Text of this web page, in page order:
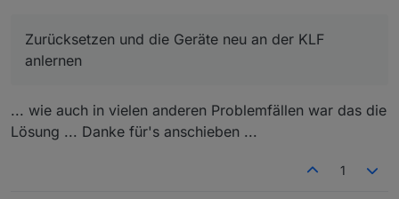
Dieser Fehler kam als ich auf "Identfizieren" geklickt
Zurücksetzen und die Geräte neu an der KLF
anlernen
... wie auch in vielen anderen Problemfällen war das die
Lösung ... Danke für's anschieben ...
1